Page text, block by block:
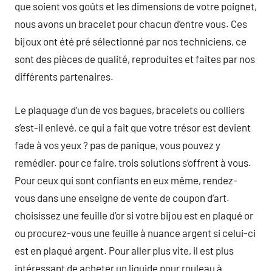
que soient vos goûts et les dimensions de votre poignet,
nous avons un bracelet pour chacun d’entre vous. Ces
bijoux ont été pré sélectionné par nos techniciens, ce
sont des pièces de qualité, reproduites et faites par nos
différents partenaires.
Le plaquage d’un de vos bagues, bracelets ou colliers
s’est-il enlevé, ce qui a fait que votre trésor est devient
fade à vos yeux ? pas de panique, vous pouvez y
remédier. pour ce faire, trois solutions s’offrent à vous.
Pour ceux qui sont confiants en eux même, rendez-
vous dans une enseigne de vente de coupon d’art.
choisissez une feuille d’or si votre bijou est en plaqué or
ou procurez-vous une feuille à nuance argent si celui-ci
est en plaqué argent. Pour aller plus vite, il est plus
intéressant de acheter un liquide pour rouleau à